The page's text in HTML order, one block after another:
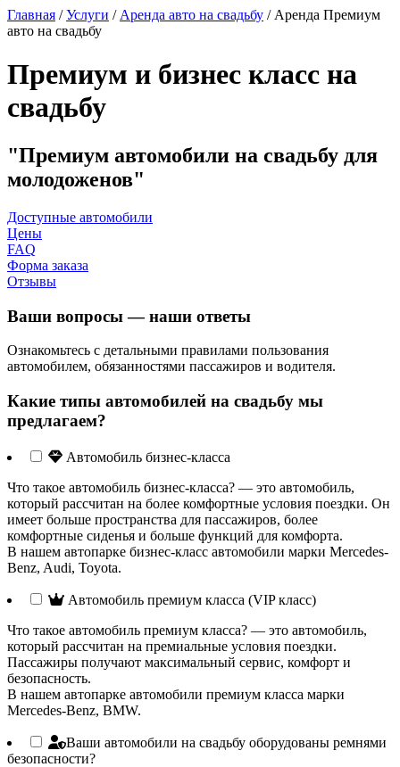
Главная / Услуги / Аренда авто на свадьбу / Аренда Премиум
авто на свадьбу
Премиум и бизнес класс на
свадьбу
Премиум автомобили на свадьбу для
молодоженов
Доступные автомобили
Цены
FAQ
Форма заказа
Отзывы
Ваши вопросы — наши ответы
Ознакомьтесь с детальными правилами пользования
автомобилем, обязанностями пассажиров и водителя.
Какие типы автомобилей на свадьбу мы
предлагаем?
Автомобиль бизнес-класса
Что такое автомобиль бизнес-класса? — это автомобиль,
который рассчитан на более комфортные условия поездки. Он
имеет больше пространства для пассажиров, более
комфортные сиденья и больше функций для комфорта.
В нашем автопарке бизнес-класс автомобили марки Mercedes-
Benz, Audi, Toyota.
Автомобиль премиум класса (VIP класс)
Что такое автомобиль премиум класса? — это автомобиль,
который рассчитан на премиальные условия поездки.
Пассажиры получают максимальный сервис, комфорт и
безопасность.
В нашем автопарке автомобили премиум класса марки
Mercedes-Benz, BMW.
Ваши автомобили на свадьбу оборудованы ремнями
безопасности?